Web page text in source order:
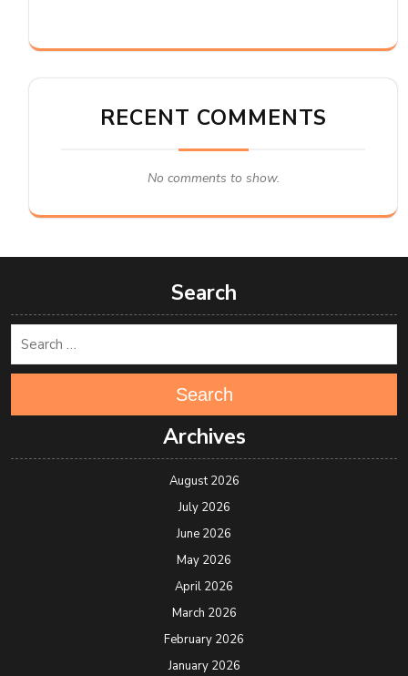
RECENT COMMENTS
No comments to show.
Search
Search
Archives
August 2026
July 2026
June 2026
May 2026
April 2026
March 2026
February 2026
January 2026